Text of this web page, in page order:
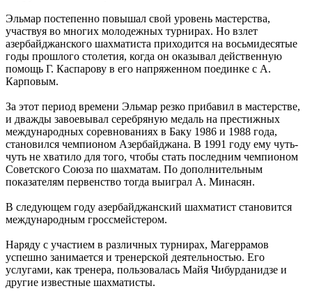
Эльмар постепенно повышал свой уровень мастерства,
участвуя во многих молодежных турнирах. Но взлет
азербайджанского шахматиста приходится на восьмидесятые
годы прошлого столетия, когда он оказывал действенную
помощь Г. Каспарову в его напряженном поединке с А.
Карповым.
За этот период времени Эльмар резко прибавил в мастерстве,
и дважды завоевывал серебряную медаль на престижных
международных соревнованиях в Баку 1986 и 1988 года,
становился чемпионом Азербайджана. В 1991 году ему чуть-
чуть не хватило для того, чтобы стать последним чемпионом
Советского Союза по шахматам. По дополнительным
показателям первенство тогда выиграл А. Минасян.
В следующем году азербайджанский шахматист становится
международным гроссмейстером.
Наряду с участием в различных турнирах, Магеррамов
успешно занимается и тренерской деятельностью. Его
услугами, как тренера, пользовалась Майя Чибурданидзе и
другие известные шахматисты.